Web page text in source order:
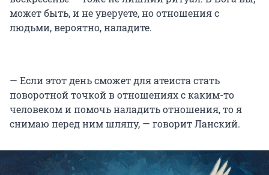
может быть, и не уверуете, но отношения с
людьми, вероятно, наладите.
— Если этот день сможет для атеиста стать
поворотной точкой в отношениях с каким-то
человеком и помочь наладить отношения, то я
снимаю перед ним шляпу, — говорит Ланский.